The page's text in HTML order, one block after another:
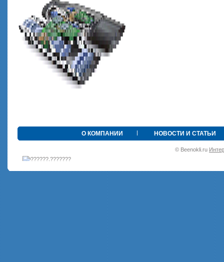
О КОМПАНИИ НОВОСТИ И СТАТЬИ
© Beenokli.ru
•